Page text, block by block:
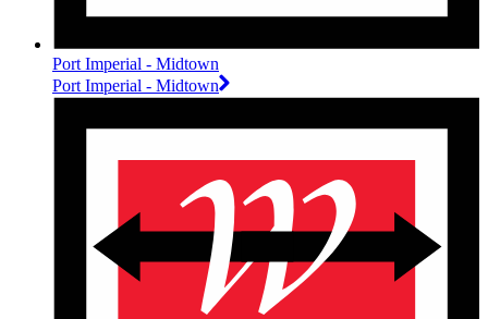
Port Imperial - Midtown
Port Imperial - Midtown